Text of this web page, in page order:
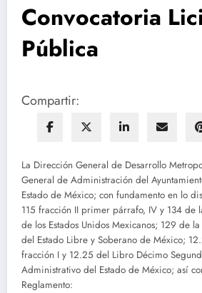
Convocatoria
Pública
Compartir:
La Dirección General de Desarrollo
General de Administración del
Estado de México; con fundamento en lo
115 fracción II primer párrafo, IV y 134 de
de los Estados Unidos Mexicanos; 129 de
del Estado Libre y Soberano de México;
fracción I y 12.25 del Libro Décimo
Administrativo del Estado de México; así
Reglamento: